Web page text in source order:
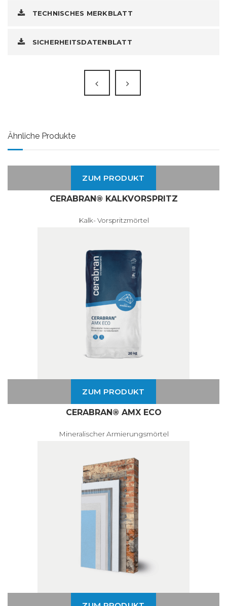
TECHNISCHES MERKBLATT
SICHERHEITSDATENBLATT
Ähnliche Produkte
ZUM PRODUKT
CERABRAN® KALKVORSPRITZ
Kalk- Vorspritzmörtel
ZUM PRODUKT
CERABRAN® AMX ECO
Mineralischer Armierungsmörtel